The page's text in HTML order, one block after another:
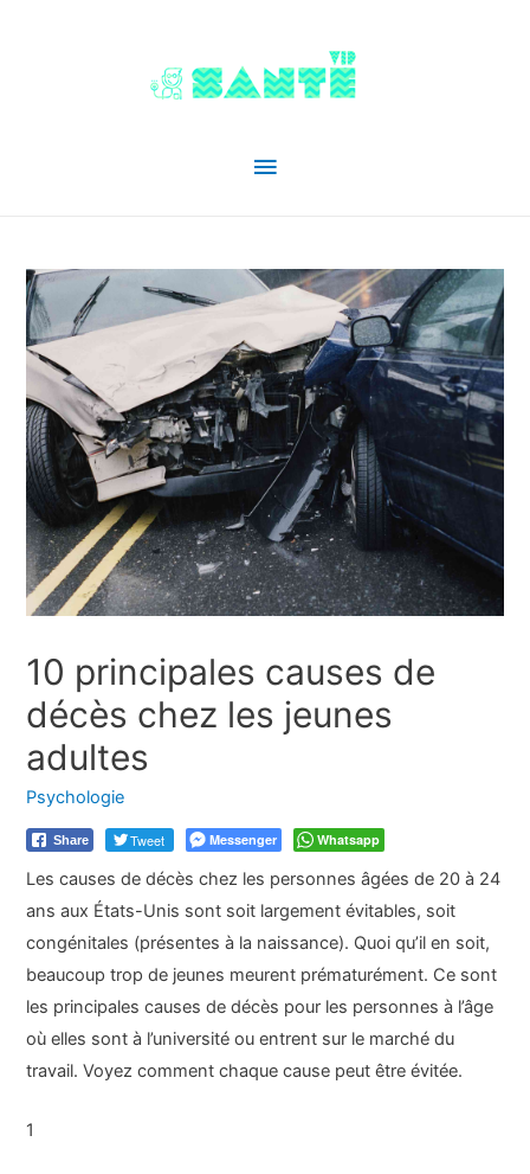
Menu
10 principales causes de
décès chez les jeunes
adultes
Psychologie
Share Tweet Messenger Whatsapp
Les causes de décès chez les personnes âgées de 20 à 24
ans aux États-Unis sont soit largement évitables, soit
congénitales (présentes à la naissance). Quoi qu’il en soit,
beaucoup trop de jeunes meurent prématurément. Ce sont
les principales causes de décès pour les personnes à l’âge
où elles sont à l’université ou entrent sur le marché du
travail. Voyez comment chaque cause peut être évitée.
1